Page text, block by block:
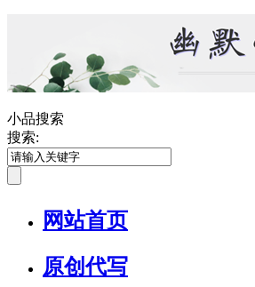
小品搜索
搜索:
网站首页
原创代写